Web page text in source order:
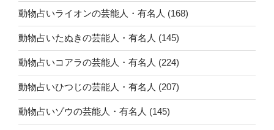
動物占いライオンの芸能人・有名人 (168)
動物占いたぬきの芸能人・有名人 (145)
動物占いコアラの芸能人・有名人 (224)
動物占いひつじの芸能人・有名人 (207)
動物占いゾウの芸能人・有名人 (145)